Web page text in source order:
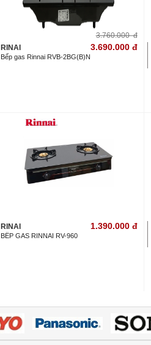
3.760.000 đ
RINAI
3.690.000 đ
Bếp gas Rinnai RVB-2BG(B)N
RINAI 1.390.000 đ
BẾP GAS RINNAI RV-960